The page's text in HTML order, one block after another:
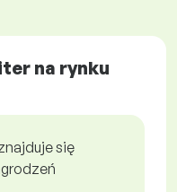
na rynku
się